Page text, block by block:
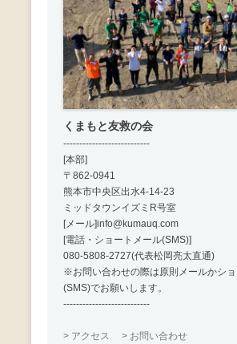
くまもと友救の会
---------------------------
[本部]
〒862-0941
熊本市中央区出水4-14-23
ミッドタウンイズミR号室
[メール]info@kumauq.com
[電話・ショートメール(SMS)]
080-5808-2727(代表松岡亮太直通)
※お問い合わせの際は原則メールかシ
(SMS)でお願いします。
---------------------------
> アクセス > お問い合わせ